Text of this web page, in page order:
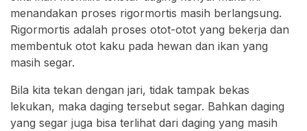
menandakan proses rigormortis masih berlangsung.
Rigormortis adalah proses otot-otot yang bekerja dan
membentuk otot kaku pada hewan dan ikan yang
masih segar.
Bila kita tekan dengan jari, tidak tampak bekas
lekukan, maka daging tersebut segar. Bahkan daging
yang segar juga bisa terlihat dari daging yang masih